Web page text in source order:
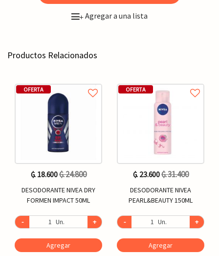
+Agregar a una lista
Productos Relacionados
OFERTA
₲. 18.600₲. 24.800
DESODORANTE NIVEA DRY
FORMEN IMPACT 50ML
- Un. +
Agregar
OFERTA
₲. 23.600₲. 31.400
DESODORANTE NIVEA
PEARL&BEAUTY 150ML
- Un. +
Agregar